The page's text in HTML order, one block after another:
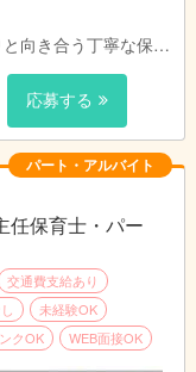
向き合う丁寧な保育
もたちの成長を見守
応募する
パート・アルバイト
任保育士・パー
交通費支給あり
未経験OK
クOK WEB面接OK